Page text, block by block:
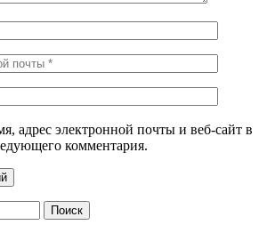
адрес электронной почты и веб-сайт в
комментария.